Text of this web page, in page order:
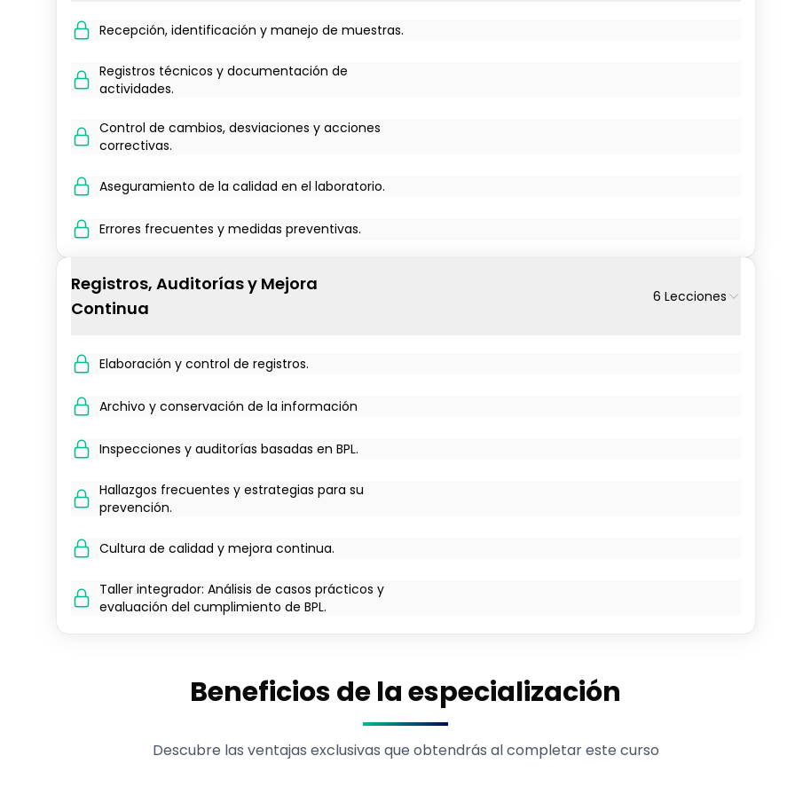
Recepción, identificación y manejo de muestras.
Registros técnicos y documentación de
actividades.
Control de cambios, desviaciones y acciones
correctivas.
Aseguramiento de la calidad en el laboratorio.
Errores frecuentes y medidas preventivas.
Registros, Auditorías y Mejora
Continua
6 Lecciones
Elaboración y control de registros.
Archivo y conservación de la información
Inspecciones y auditorías basadas en BPL.
Hallazgos frecuentes y estrategias para su
prevención.
Cultura de calidad y mejora continua.
Taller integrador: Análisis de casos prácticos y
evaluación del cumplimiento de BPL.
Beneficios de la especialización
Descubre las ventajas exclusivas que obtendrás al completar este curso